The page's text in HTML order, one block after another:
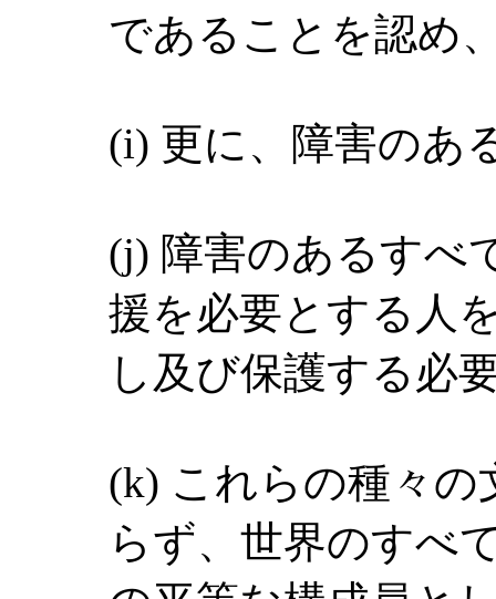
であることを認め
(i) 更に、障害のあ
(j) 障害のあるすべ
援を必要とする人
し及び保護する必
(k) これらの種々
らず、世界のすべ